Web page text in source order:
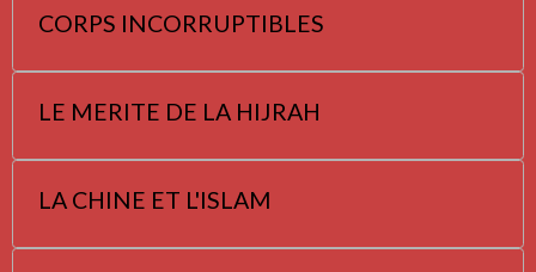
CORPS INCORRUPTIBLES
LE MERITE DE LA HIJRAH
LA CHINE ET L'ISLAM